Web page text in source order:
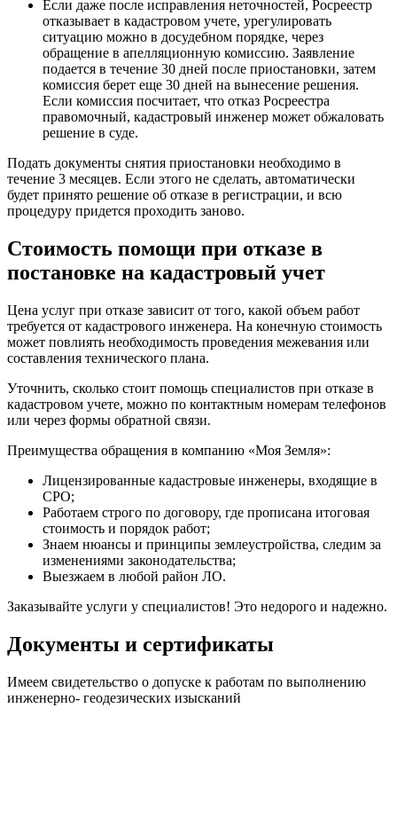
Если даже после исправления неточностей, Росреестр
отказывает в кадастровом учете, урегулировать
ситуацию можно в досудебном порядке, через
обращение в апелляционную комиссию. Заявление
подается в течение 30 дней после приостановки, затем
комиссия берет еще 30 дней на вынесение решения.
Если комиссия посчитает, что отказ Росреестра
правомочный, кадастровый инженер может обжаловать
решение в суде.
Подать документы снятия приостановки необходимо в
течение 3 месяцев. Если этого не сделать, автоматически
будет принято решение об отказе в регистрации, и всю
процедуру придется проходить заново.
Стоимость помощи при отказе в
постановке на кадастровый учет
Цена услуг при отказе зависит от того, какой объем работ
требуется от кадастрового инженера. На конечную стоимость
может повлиять необходимость проведения межевания или
составления технического плана.
Уточнить, сколько стоит помощь специалистов при отказе в
кадастровом учете, можно по контактным номерам телефонов
или через формы обратной связи.
Преимущества обращения в компанию «Моя Земля»:
Лицензированные кадастровые инженеры, входящие в
СРО;
Работаем строго по договору, где прописана итоговая
стоимость и порядок работ;
Знаем нюансы и принципы землеустройства, следим за
изменениями законодательства;
Выезжаем в любой район ЛО.
Заказывайте услуги у специалистов! Это недорого и надежно.
Документы и сертификаты
Имеем свидетельство о допуске к работам по выполнению
инженерно- геодезических изысканий